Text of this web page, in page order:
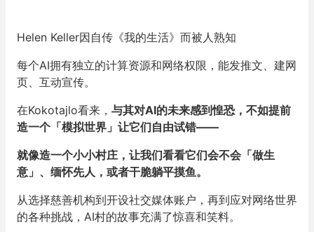
Helen Keller因自传《我的生活》而被人熟知
每个AI拥有独立的计算资源和网络权限，能发推文、建网
页、互动宣传。
在Kokotajlo看来， 与其对AI的未来感到惶恐，不如提前
造一个「模拟世界」让它们自由试错——
就像造一个小小村庄，让我们看看它们会不会「做生
意」、缅怀先人，或者干脆躺平摸鱼。
从选择慈善机构到开设社交媒体账户，再到应对网络世界
的各种挑战，AI村的故事充满了惊喜和笑料。